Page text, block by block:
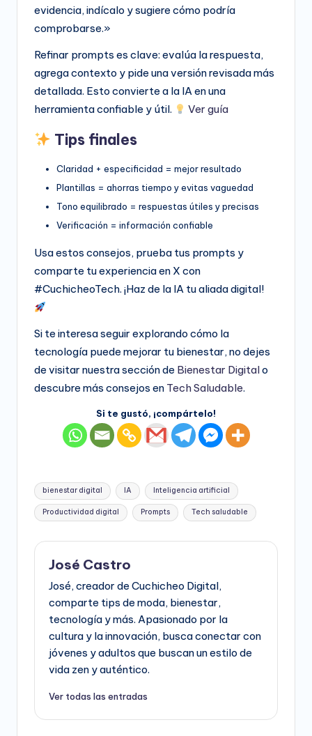
evidencia, indícalo y sugiere cómo podría
comprobarse.»
Refinar prompts es clave: evalúa la respuesta,
agrega contexto y pide una versión revisada más
detallada. Esto convierte a la IA en una
herramienta confiable y útil.
Ver guía
Tips finales
Claridad + especificidad = mejor resultado
Plantillas = ahorras tiempo y evitas vaguedad
Tono equilibrado = respuestas útiles y precisas
Verificación = información confiable
Usa estos consejos, prueba tus prompts y
comparte tu experiencia en X con
#CuchicheoTech. ¡Haz de la IA tu aliada digital!
Si te interesa seguir explorando cómo la
tecnología puede mejorar tu bienestar, no dejes
de visitar nuestra sección de Bienestar Digitalo
descubre más consejos en Tech Saludable.
Si te gustó, ¡compártelo!
Etiquetas:
bienestar digital IA Inteligencia artificial
Productividad digital Prompts Tech saludable
José Castro
José, creador de Cuchicheo Digital,
comparte tips de moda, bienestar,
tecnología y más. Apasionado por la
cultura y la innovación, busca conectar con
jóvenes y adultos que buscan un estilo de
vida zen y auténtico.
Ver todas las entradas